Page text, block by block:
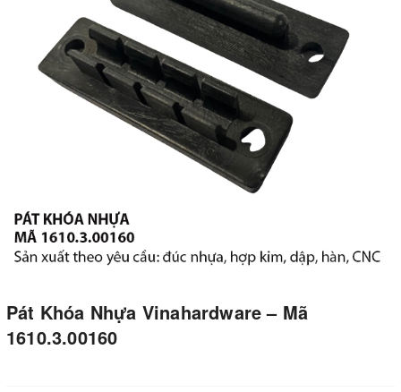
Pát Khóa Nhựa Vinahardware – Mã
1610.3.00160